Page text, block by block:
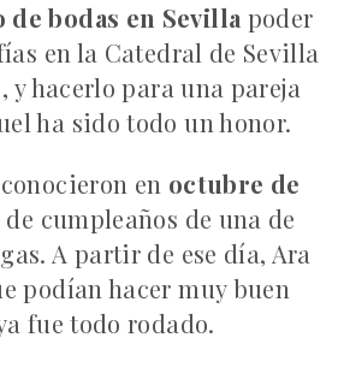
bodas en Sevilla poder
en la Catedral de Sevilla
hacerlo para una pareja
ha sido todo un honor.
en octubre de
cumpleaños de una de
A partir de ese día, Ara
podían hacer muy buen
fue todo rodado.